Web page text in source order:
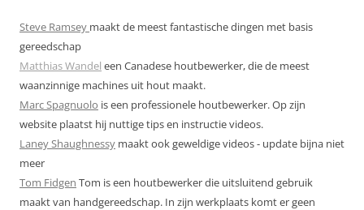
Steve Ramsey maakt de meest fantastische dingen met basis
gereedschap
Matthias Wandel een Canadese houtbewerker, die de meest
waanzinnige machines uit hout maakt.
Marc Spagnuolo is een professionele houtbewerker. Op zijn
website plaatst hij nuttige tips en instructie videos.
Laney Shaughnessy maakt ook geweldige videos - update bijna niet
meer
Tom Fidgen Tom is een houtbewerker die uitsluitend gebruik
maakt van handgereedschap. In zijn werkplaats komt er geen